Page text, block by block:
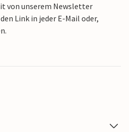
von unserem Newsletter
Link in jeder E-Mail oder,